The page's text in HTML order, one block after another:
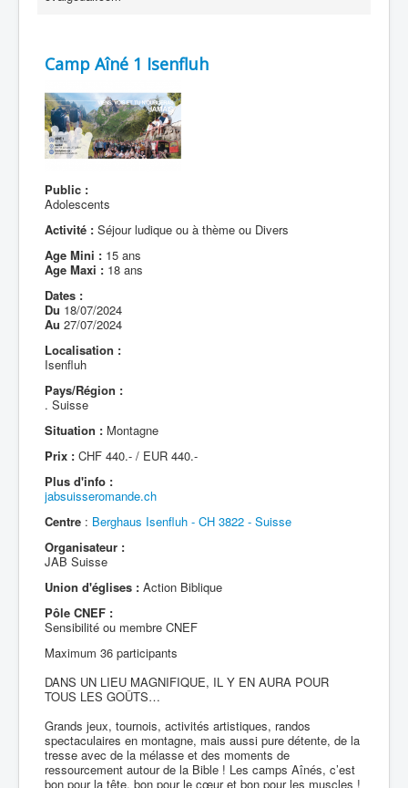
Camp Aîné 1 Isenfluh
Public :
Adolescents
Activité : Séjour ludique ou à thème ou Divers
Age Mini : 15 ans
Age Maxi : 18 ans
Dates :
Du 18/07/2024
Au 27/07/2024
Localisation :
Isenfluh
Pays/Région :
. Suisse
Situation : Montagne
Prix : CHF 440.- / EUR 440.-
Plus d'info :
jabsuisseromande.ch
Centre : Berghaus Isenfluh - CH 3822 - Suisse
Organisateur :
JAB Suisse
Union d'églises : Action Biblique
Pôle CNEF :
Sensibilité ou membre CNEF
Maximum 36 participants
DANS UN LIEU MAGNIFIQUE, IL Y EN AURA POUR
TOUS LES GOÛTS…
Grands jeux, tournois, activités artistiques, randos
spectaculaires en montagne, mais aussi pure détente, de la
tresse avec de la mélasse et des moments de
ressourcement autour de la Bible ! Les camps Aînés, c’est
bon pour la tête, bon pour le cœur et bon pour les muscles !